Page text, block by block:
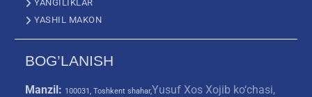
YANGILIKLAR
YASHIL MAKON
BOG’LANISH
Manzil: 100031, Toshkent shahar,Yusuf Xos Xojib ko‘chasi,